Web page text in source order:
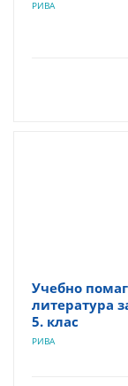
РИВА
Учебно
литература
5. клас
РИВА